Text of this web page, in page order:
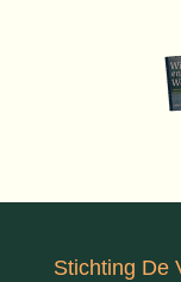
Stichting De